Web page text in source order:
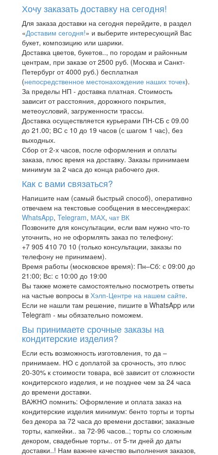
Хочу заказать доставку на сегодня!
Для заказа доставки на сегодня перейдите, в раздел
«Доставим сегодня!» и выберите интересующий Вас
букет, композицию или шарики.
Доставка цветов, букетов.., по городам и районным
центрам, при заказе от 2500 руб. (Москва и Санкт-
Петербург от 4000 руб.) бесплатная
(непосредственное местонахождение наших точек).
За пределы НП - доставка платная. Стоимость
зависит от расстояния, дорожного покрытия,
метеоусловий, загруженности трассы.
Доставка осуществляется курьерами ПН-СБ с 09.00
до 21.00; ВС с 10 до 19 часов (с шагом 1 час), без
выходных.
Сбор от 2-х часов, после оформления и оплаты
заказа, плюс время на доставку. Заказы принимаем
минимум за 2 часа до конца рабочего дня.
Как с вами связаться?
Напишите нам (самый быстрый способ), оперативно
отвечаем на текстовые сообщения в мессенджерах:
WhatsApp, Telegram, МАХ, чат ВК
Позвоните для консультации, если вам нужно что-то
уточнить, но не оформлять заказ по телефону:
+7 905 410 70 10 (только консультации, заказы по
телефону не принимаем).
Время работы (московское время): Пн–Сб: с 09:00 до
21:00; Вс: с 10:00 до 19:00
Вы также можете самостоятельно посмотреть ответы
на частые вопросы в Хэлп-Центре на нашем сайте.
Если не нашли там решение, пишите в WhatsApp или
Telegram - мы обязательно поможем.
Вы принимаете срочные заказы на
кондитерские изделия?
Если есть возможность изготовления, то да –
принимаем. НО с доплатой за срочность, это плюс
20-30% к стоимости товара, всё зависит от сложности
кондитерского изделия, и не позднее чем за 24 часа
до времени доставки.
ВАЖНО помнить: Оформление и оплата заказ на
кондитерские изделия минимум: бенто торты и торты
без декора за 72 часа до времени доставки; заказные
торты, капкейки.. за 72-96 часов..; торты со сложным
декором, свадебные торты.. от 5-ти дней до даты
доставки..! Нам важнее качество выполнения заказов,